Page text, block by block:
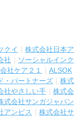
クイ
株式会社日本ア
社
ソーシャルインク
社ケア２１
ALSOK
・パートナーズ
株式
社やさしい手
株式会
式会社サンガジャパン
アンビス
株式会社サ